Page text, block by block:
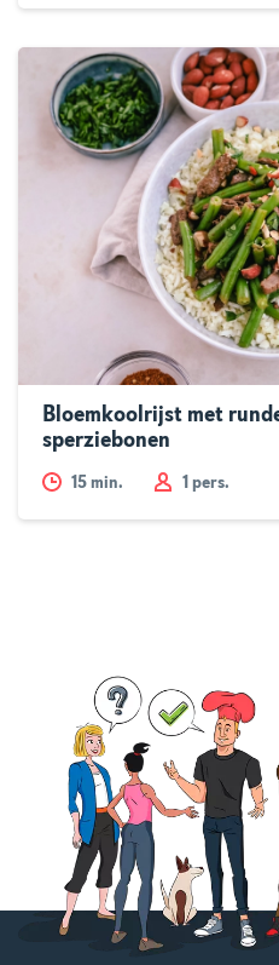
Bloemkoolrijst met
sperziebonen
15 min. 1 pers.